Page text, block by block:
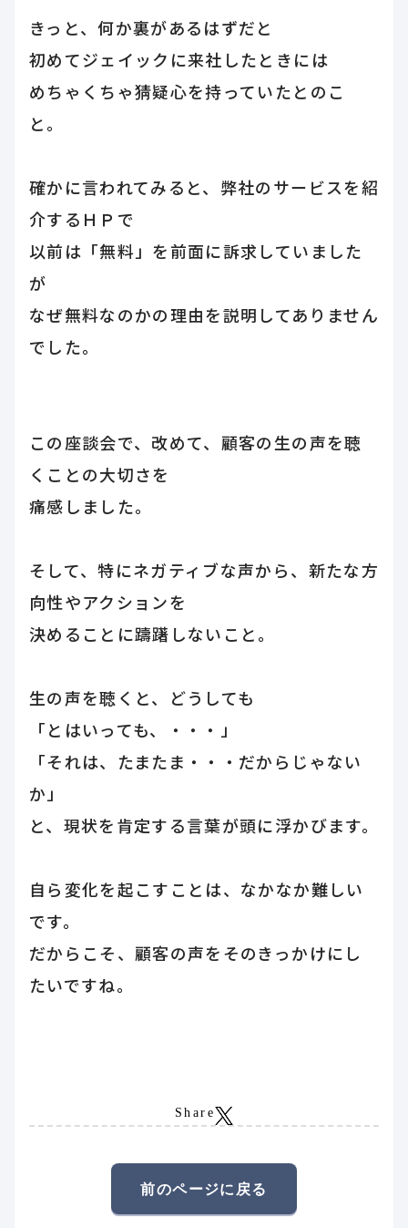
きっと、何か裏があるはずだと
初めてジェイックに来社したときには
めちゃくちゃ猜疑心を持っていたとのこ
と。
確かに言われてみると、弊社のサービスを紹
介するＨＰで
以前は「無料」を前面に訴求していました
が
なぜ無料なのかの理由を説明してありません
でした。
この座談会で、改めて、顧客の生の声を聴
くことの大切さを
痛感しました。
そして、特にネガティブな声から、新たな方
向性やアクションを
決めることに躊躇しないこと。
生の声を聴くと、どうしても
「とはいっても、・・・」
「それは、たまたま・・・だからじゃない
か」
と、現状を肯定する言葉が頭に浮かびます。
自ら変化を起こすことは、なかなか難しい
です。
だからこそ、顧客の声をそのきっかけにし
たいですね。
Share
前のページに戻る